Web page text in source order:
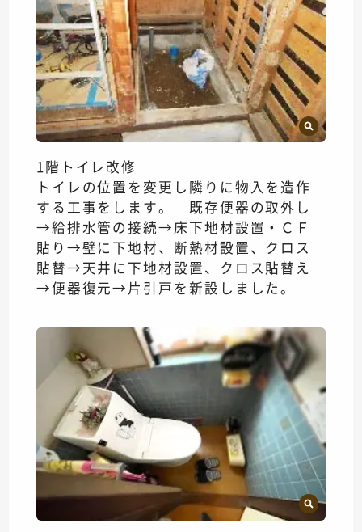
1階トイレ改修
トイレの位置を変更し隣りに物入を造作
する工事をします。 既存便器の取外し
→給排水管の接続→床下地材設置・ＣＦ
貼り→壁に下地材、断熱材設置、クロス
貼替→天井に下地材設置、クロス貼替え
→便器復元→片引戸を新設しました。